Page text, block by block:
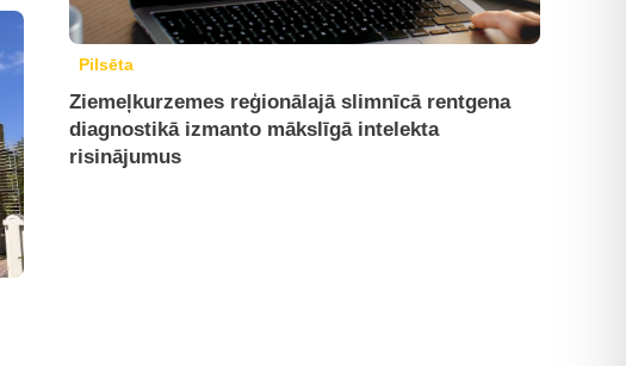
Pilsēta
Ziemeļkurzemes reģionālajā slimnīcā rentgena
diagnostikā izmanto mākslīgā intelekta
risinājumus